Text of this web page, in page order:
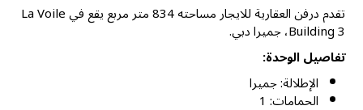
تقدم درفن العقارية للايجار مساحته 834 متر مربع يقع في La Voile
Building 3، جميرا دبي.
تفاصيل الوحدة:
الإطلالة: جميرا
الحمامات: 1